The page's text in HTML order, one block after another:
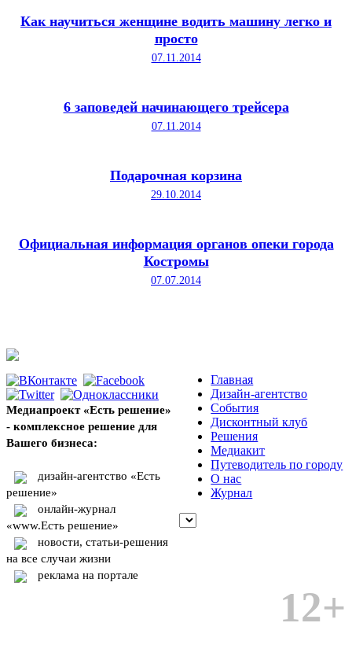
Как научиться женщине водить машину легко и
просто
07.11.2014
6 заповедей начинающего трейсера
07.11.2014
Подарочная корзина
29.10.2014
Официальная информация органов опеки города
Костромы
07.07.2014
Медиапроект «Есть решение»
- комплексное решение для
Вашего бизнеса:
дизайн-агентство «Есть
решение»
онлайн-журнал
«www.Есть решение»
новости, статьи-решения
на все случаи жизни
реклама на портале
Главная
Дизайн-агентство
События
Дисконтный клуб
Решения
Медиакит
Путеводитель по городу
О нас
Журнал
12+